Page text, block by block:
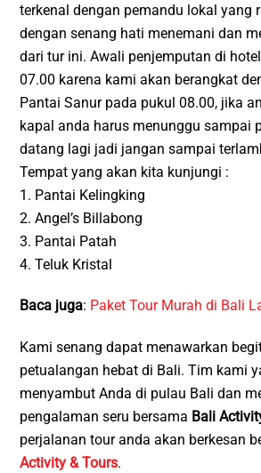
terkenal dengan pemandu lokal yang
dengan senang hati menemani dan
dari tur ini. Awali penjemputan di
07.00 karena kami akan berangkat
Pantai Sanur pada pukul 08.00, jika
kapal anda harus menunggu sampai
datang lagi jadi jangan sampai
Tempat yang akan kita kunjungi :
1. Pantai Kelingking
2. Angel’s Billabong
3. Pantai Patah
4. Teluk Kristal
Baca juga: Paket Tour Murah di Bali
Kami senang dapat menawarkan
petualangan hebat di Bali. Tim kami
menyambut Anda di pulau Bali dan
pengalaman seru bersama Bali
perjalanan tour anda akan berkesan
Activity & Tours.